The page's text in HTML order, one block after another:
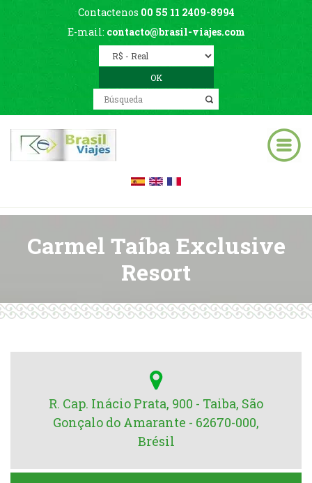
Contactenos 00 55 11 2409-8994
E-mail: contacto@brasil-viajes.com
Carmel Taíba Exclusive
Resort
R. Cap. Inácio Prata, 900 - Taiba, São
Gonçalo do Amarante - 62670-000,
Brésil